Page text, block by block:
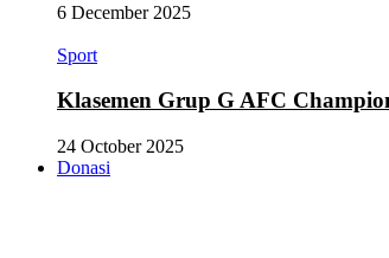
6 December 2025
Sport
Klasemen Grup G AFC
24 October 2025
Donasi